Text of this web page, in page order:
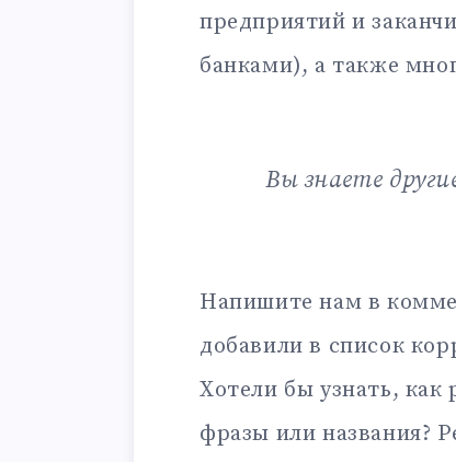
предприятий и
банками), а также
Вы знаете
Напишите нам в
добавили в список
Хотели бы узнать,
фразы или названия?